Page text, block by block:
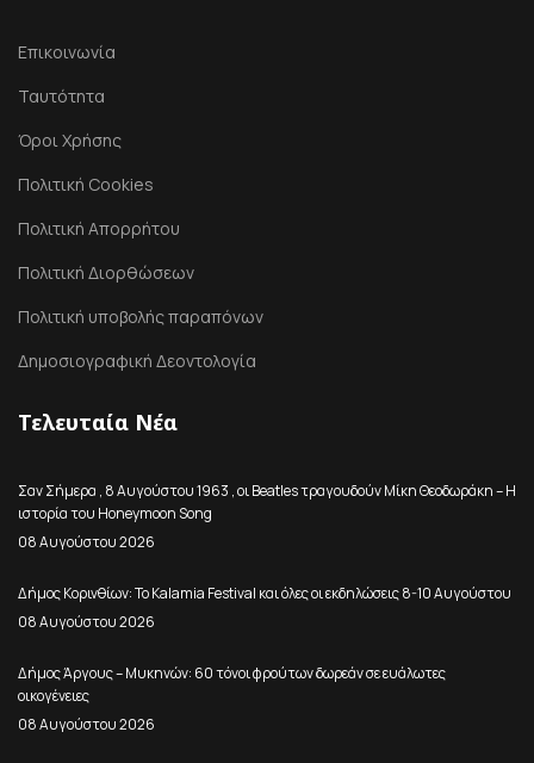
Επικοινωνία
Ταυτότητα
Όροι Χρήσης
Πολιτική Cookies
Πολιτική Απορρήτου
Πολιτική Διορθώσεων
Πολιτική υποβολής παραπόνων
Δημοσιογραφική Δεοντολογία
Τελευταία Νέα
Σαν Σήμερα , 8 Αυγούστου 1963 , οι Beatles τραγουδούν Μίκη Θεοδωράκη – Η
ιστορία του Honeymoon Song
08 Αυγούστου 2026
Δήμος Κορινθίων: Το Kalamia Festival και όλες οι εκδηλώσεις 8-10 Αυγούστου
08 Αυγούστου 2026
Δήμος Άργους – Μυκηνών: 60 τόνοι φρούτων δωρεάν σε ευάλωτες
οικογένειες
08 Αυγούστου 2026